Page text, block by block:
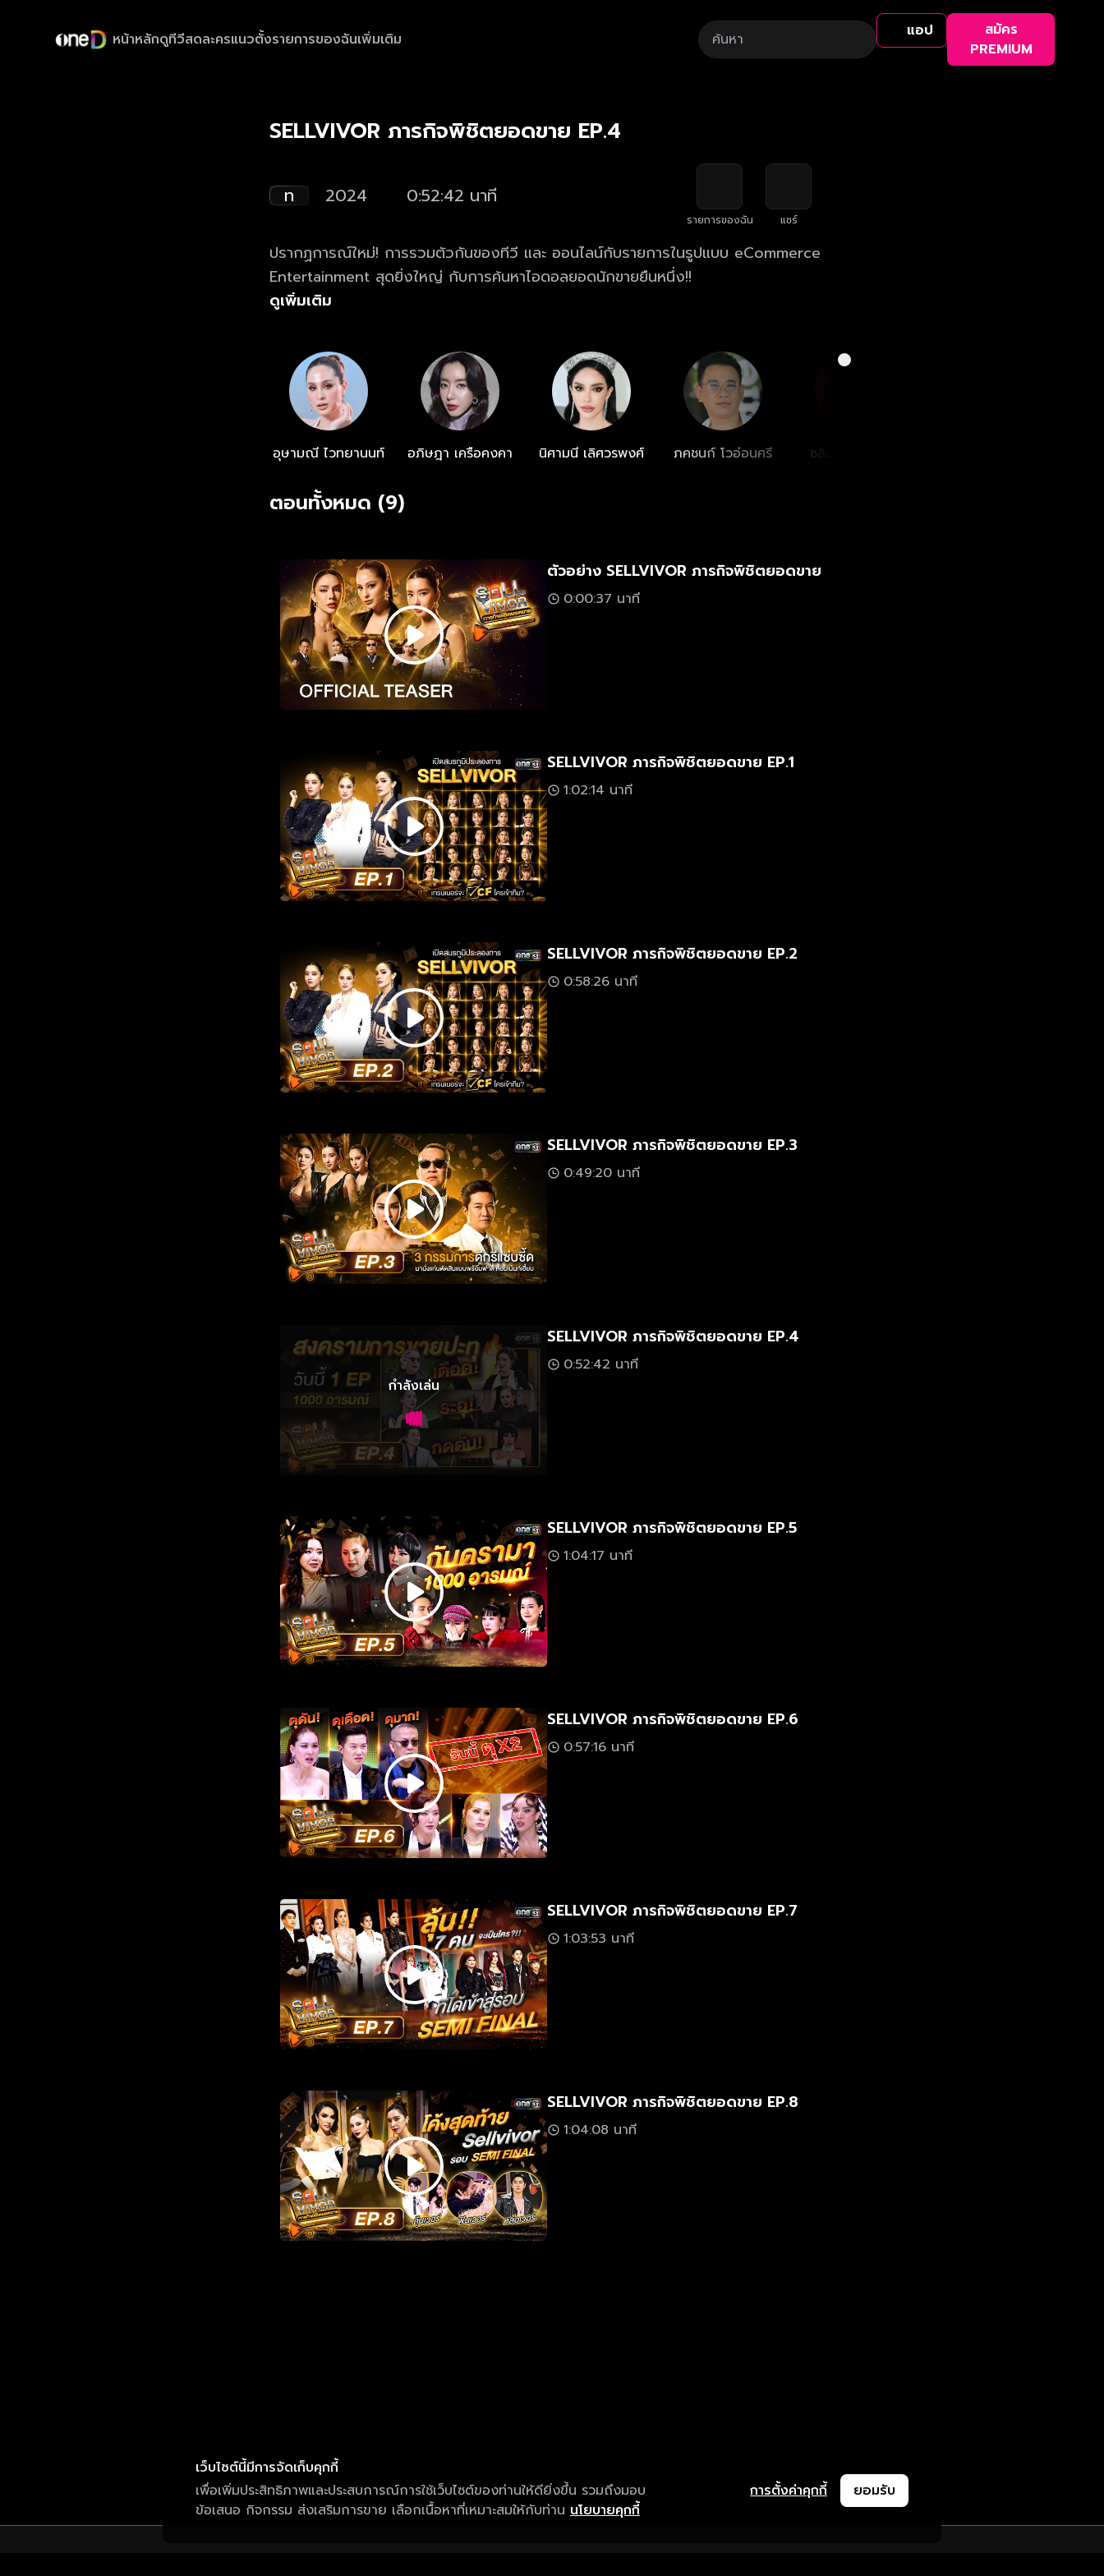
หน้าหลักดูทีวีสดละครแนวตั้งรายการของฉันเพิ่มเติม แอป
สมัคร
PREMIUM
SELLVIVOR ภารกิจพิชิตยอดขาย EP.4
ท 2024 0:52:42 นาที
รายการของฉัน แชร์
ปรากฏการณ์ใหม่! การรวมตัวกันของทีวี และ ออนไลน์กับรายการในรูปแบบ eCommerce
Entertainment สุดยิ่งใหญ่ กับการค้นหาไอดอลยอดนักขายยืนหนึ่ง!!
ดูเพิ่มเติม
อุษามณี ไวทยานนท์ อภิษฎา เครือคงคา นิศามนี เลิศวรพงศ์ ภคชนก์ โวอ่อนศรี ชลิตา ส่วนเสน่ห์
ตอนทั้งหมด (9)
ตัวอย่าง SELLVIVOR ภารกิจพิชิตยอดขาย
0:00:37 นาที
SELLVIVOR ภารกิจพิชิตยอดขาย EP.1
1:02:14 นาที
SELLVIVOR ภารกิจพิชิตยอดขาย EP.2
0:58:26 นาที
SELLVIVOR ภารกิจพิชิตยอดขาย EP.3
0:49:20 นาที
กำลังเล่น
SELLVIVOR ภารกิจพิชิตยอดขาย EP.4
0:52:42 นาที
SELLVIVOR ภารกิจพิชิตยอดขาย EP.5
1:04:17 นาที
SELLVIVOR ภารกิจพิชิตยอดขาย EP.6
0:57:16 นาที
SELLVIVOR ภารกิจพิชิตยอดขาย EP.7
1:03:53 นาที
SELLVIVOR ภารกิจพิชิตยอดขาย EP.8
1:04:08 นาที
เว็บไซต์นี้มีการจัดเก็บคุกกี้
เพื่อเพิ่มประสิทธิภาพและประสบการณ์การใช้เว็บไซต์ของท่านให้ดียิ่งขึ้น รวมถึงมอบ
ข้อเสนอ กิจกรรม ส่งเสริมการขาย เลือกเนื้อหาที่เหมาะสมให้กับท่าน นโยบายคุกกี้
การตั้งค่าคุกกี้ ยอมรับ